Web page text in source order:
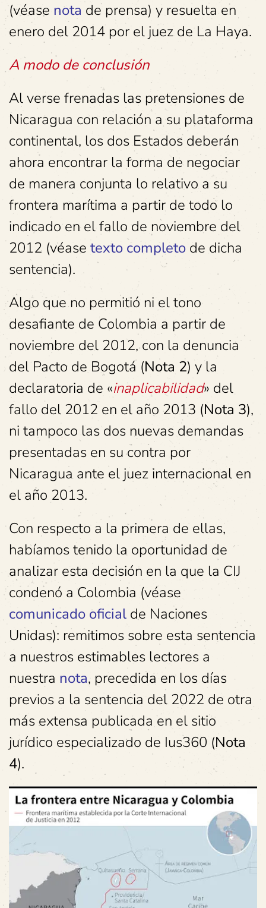
(véase nota de prensa) y resuelta en
enero del 2014 por el juez de La Haya.
A modo de conclusión
Al verse frenadas las pretensiones de
Nicaragua con relación a su plataforma
continental, los dos Estados deberán
ahora encontrar la forma de negociar
de manera conjunta lo relativo a su
frontera marítima a partir de todo lo
indicado en el fallo de noviembre del
2012 (véase texto completo de dicha
sentencia).
Algo que no permitió ni el tono
desafiante de Colombia a partir de
noviembre del 2012, con la denuncia
del Pacto de Bogotá (Nota 2) y la
declaratoria de «inaplicabilidad» del
fallo del 2012 en el año 2013 (Nota 3),
ni tampoco las dos nuevas demandas
presentadas en su contra por
Nicaragua ante el juez internacional en
el año 2013.
Con respecto a la primera de ellas,
habíamos tenido la oportunidad de
analizar esta decisión en la que la CIJ
condenó a Colombia (véase
comunicado oficial de Naciones
Unidas): remitimos sobre esta sentencia
a nuestros estimables lectores a
nuestra nota, precedida en los días
previos a la sentencia del 2022 de otra
más extensa publicada en el sitio
jurídico especializado de Ius360 (Nota
4).